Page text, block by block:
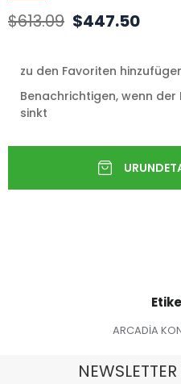
$613.09 $447.50
zu den Favoriten
Benachrichtigen, wenn der
sinkt
ARCADİA